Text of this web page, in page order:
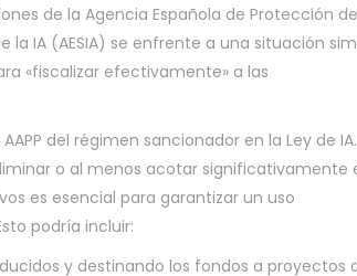
de la Agencia Española de Protección de
la IA (AESIA) se enfrente a una situación
«fiscalizar efectivamente» a las
del régimen sancionador en la Ley de
o al menos acotar significativamente
es esencial para garantizar un uso
podría incluir:
y destinando los fondos a proyectos